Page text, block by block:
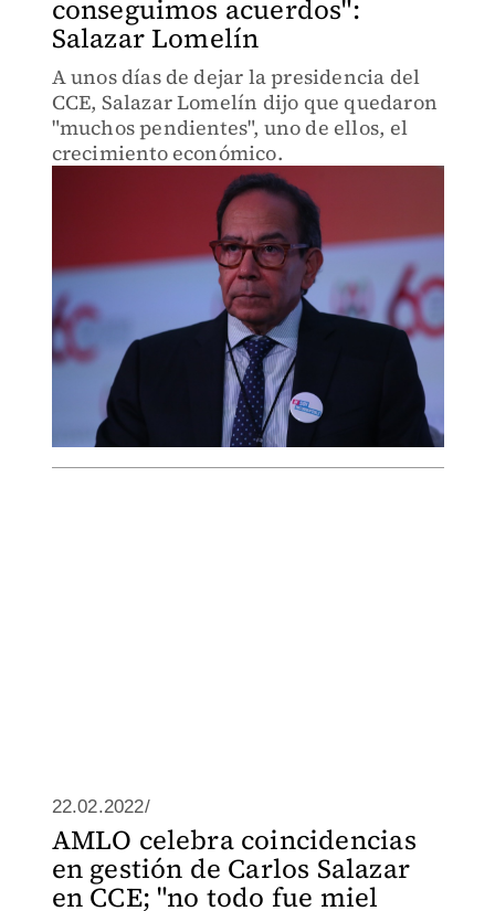
conseguimos acuerdos":
Salazar Lomelín
A unos días de dejar la presidencia del
CCE, Salazar Lomelín dijo que quedaron
"muchos pendientes", uno de ellos, el
crecimiento económico.
22.02.2022/
AMLO celebra coincidencias
en gestión de Carlos Salazar
en CCE; "no todo fue miel